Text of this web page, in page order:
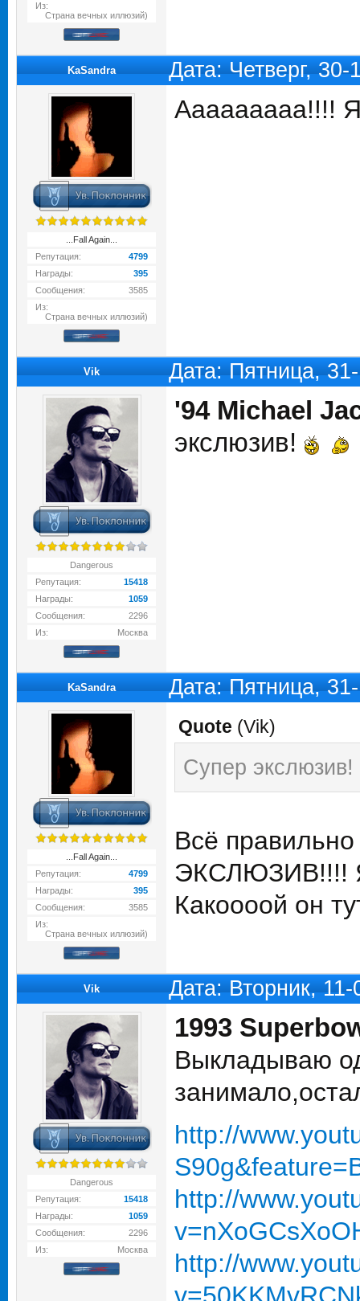
Из:
Страна вечных иллюзий)
KaSandra Дата: Четверг,
...Fall Again...
Репутация:
4799
Награды:
395
Сообщения:
3585
Из:
Страна вечных иллюзий)
Ааааааааа!!!!
Vik Дата: Пятница,
Dangerous
Репутация:
15418
Награды:
1059
Сообщения:
2296
Из:
Москва
'94 Michael
экслюзив!
KaSandra Дата: Пятница,
...Fall Again...
Репутация:
4799
Награды:
395
Сообщения:
3585
Из:
Страна вечных иллюзий)
Quote (Vik)
Супер экслюзив!
Всё
ЭКСЛЮЗИВ!!!!
Какоооой он
Vik Дата: Вторник,
Dangerous
Репутация:
15418
Награды:
1059
Сообщения:
2296
Из:
Москва
1993
Выкладываю
http://
http://
http://